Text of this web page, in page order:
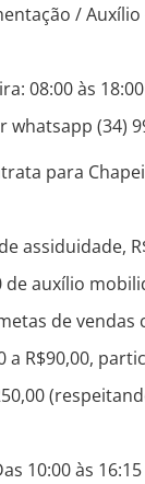
/
08:00 às 18:00
(34)
para
assiduidade,
auxílio
de vendas
a R$90,00,
10:00 às